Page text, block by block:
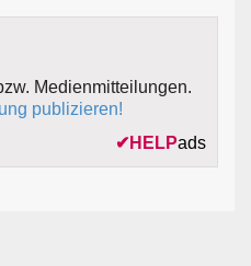
Medienmitteilungen.
publizieren!
✔ HELPads